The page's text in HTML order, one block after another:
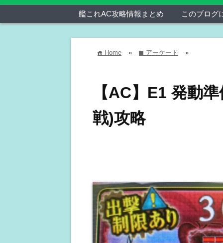
艦これAC攻略情報まとめ このブログ
home Home » folder アーケード »
【AC】E1 発動
戦)攻略